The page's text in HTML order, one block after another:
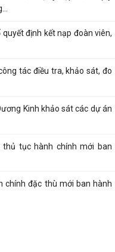
học sinh, sinh viên trên địa
chuẩn bị Kỳ họp thứ 5 (Kỳ
định kết nạp đoàn viên,
tác điều tra, khảo sát, đo
Kinh khảo sát các dự án
tục hành chính mới ban